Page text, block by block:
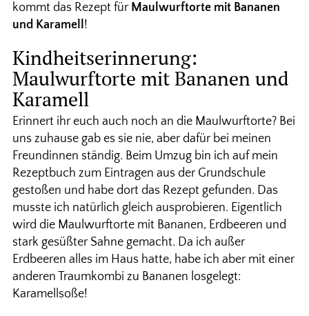
kommt das Rezept für Maulwurftorte mit Bananen
und Karamell!
Kindheitserinnerung:
Maulwurftorte mit Bananen und
Karamell
Erinnert ihr euch auch noch an die Maulwurftorte? Bei
uns zuhause gab es sie nie, aber dafür bei meinen
Freundinnen ständig. Beim Umzug bin ich auf mein
Rezeptbuch zum Eintragen aus der Grundschule
gestoßen und habe dort das Rezept gefunden. Das
musste ich natürlich gleich ausprobieren. Eigentlich
wird die Maulwurftorte mit Bananen, Erdbeeren und
stark gesüßter Sahne gemacht. Da ich außer
Erdbeeren alles im Haus hatte, habe ich aber mit einer
anderen Traumkombi zu Bananen losgelegt:
Karamellsoße!